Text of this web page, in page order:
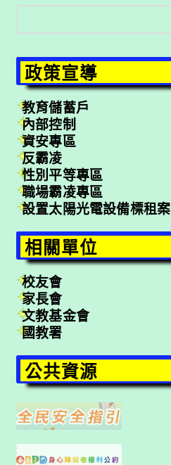
搜
尋
政策宣導
教育儲蓄戶
內部控制
資安專區
反霸凌
性別平等專區
職場霸凌專區
設置太陽光電設備標租案
相關單位
校友會
家長會
文教基金會
國教署
公共資源